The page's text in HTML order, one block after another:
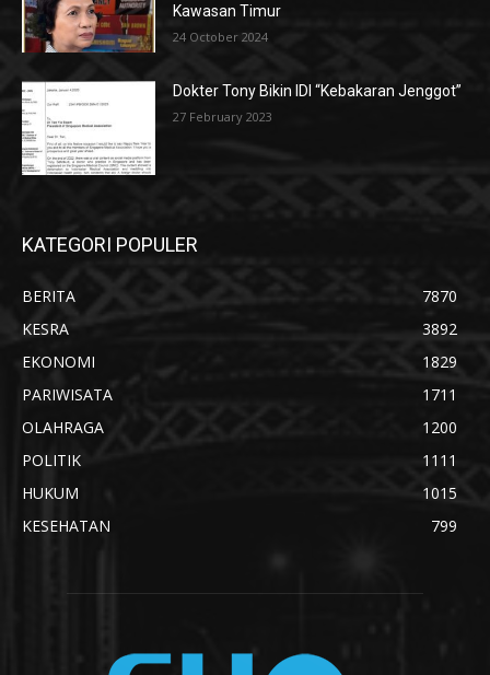
Kawasan Timur
24 October 2024
Dokter Tony Bikin IDI “Kebakaran Jenggot”
27 February 2023
KATEGORI POPULER
BERITA
7870
KESRA
3892
EKONOMI
1829
PARIWISATA
1711
OLAHRAGA
1200
POLITIK
1111
HUKUM
1015
KESEHATAN
799